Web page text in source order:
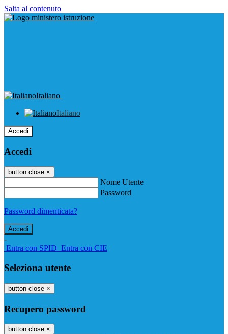
Salta al contenuto
Italiano
Italiano
Accedi
Accedi
button close ×
Nome Utente
Password
Password dimenticata?
-
Entra con SPID Entra con CIE
Seleziona utente
button close ×
Recupero password
button close ×